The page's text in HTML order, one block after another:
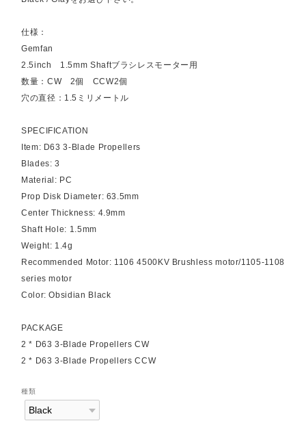
仕様：
Gemfan
2.5inch 1.5mm Shaftブラシレスモーター用
数量：CW 2個 CCW2個
穴の直径：1.5ミリメートル
SPECIFICATION
Item: D63 3-Blade Propellers
Blades: 3
Material: PC
Prop Disk Diameter: 63.5mm
Center Thickness: 4.9mm
Shaft Hole: 1.5mm
Weight: 1.4g
Recommended Motor: 1106 4500KV Brushless motor/1105-1108
series motor
Color: Obsidian Black
PACKAGE
2 * D63 3-Blade Propellers CW
2 * D63 3-Blade Propellers CCW
種類